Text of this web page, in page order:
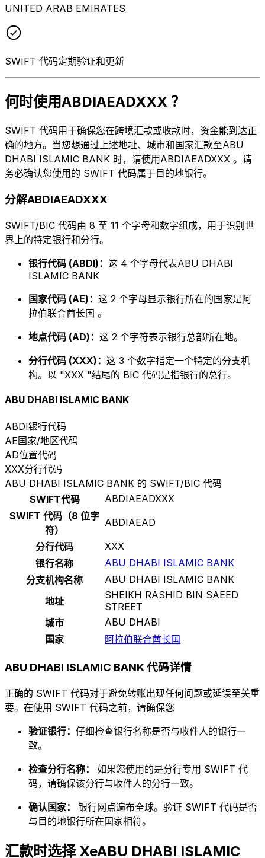
UNITED ARAB EMIRATES
SWIFT 代码定期验证和更新
何时使用ABDIAEADXXX ？
SWIFT 代码用于确保您在跨境汇款或收款时，资金能到达正
确的地方。当您想通过上述地址、城市和国家汇款至ABU
DHABI ISLAMIC BANK 时，请使用ABDIAEADXXX 。请
务必确认您使用的 SWIFT 代码属于目的地银行。
分解ABDIAEADXXX
SWIFT/BIC 代码由 8 至 11 个字母和数字组成，用于识别世
界上的特定银行和分行。
银行代码 (ABDI)： 这 4 个字母代表ABU DHABI
ISLAMIC BANK
国家代码 (AE)： 这 2 个字母显示银行所在的国家是阿
拉伯联合酋长国 。
地点代码 (AD)： 这 2 个字符表示银行总部所在地。
分行代码 (XXX)： 这 3 个数字指定一个特定的分支机
构。以 "XXX "结尾的 BIC 代码是指银行的总行。
ABU DHABI ISLAMIC BANK
ABDI银行代码
AE国家/地区代码
AD位置代码
XXX分行代码
ABU DHABI ISLAMIC BANK 的 SWIFT/BIC 代码
SWIFT代码
ABDIAEADXXX
SWIFT 代码（8 位字
符）
ABDIAEAD
分行代码
XXX
银行名称
ABU DHABI ISLAMIC BANK
分支机构名称
ABU DHABI ISLAMIC BANK
地址
SHEIKH RASHID BIN SAEED
STREET
城市
ABU DHABI
国家
阿拉伯联合酋长国
ABU DHABI ISLAMIC BANK 代码详情
正确的 SWIFT 代码对于避免转账出现任何问题或延误至关重
要。在使用 SWIFT 代码之前，请确保您
验证银行： 仔细检查银行名称是否与收件人的银行一
致。
检查分行名称： 如果您使用的是分行专用 SWIFT 代
码，请确保该分行与收件人的分行一致。
确认国家： 银行网点遍布全球。验证 SWIFT 代码是否
与目的地银行所在国家相符。
汇款时选择 XeABU DHABI ISLAMIC